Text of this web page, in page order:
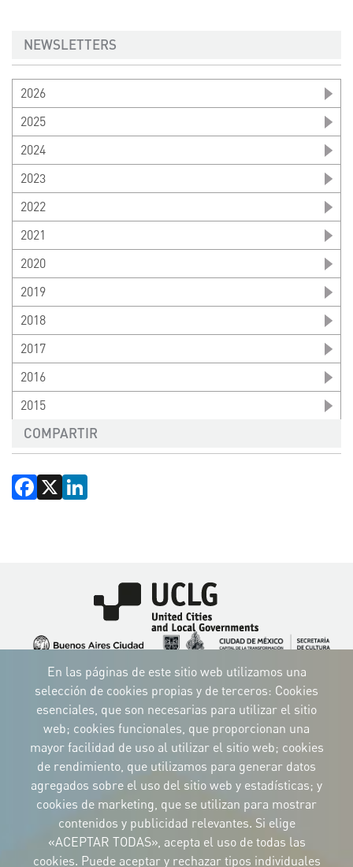
NEWSLETTERS
2026
2025
2024
2023
2022
2021
2020
2019
2018
2017
2016
2015
COMPARTIR
Facebook
X
Imagen
Imagen
Imagen
ImagenImagen Imagen
Imagen
ImagenImagen
Imagen
IDENTIDAD CORPORATIVA
los logotipos
y el manual
CONTACTO
Carrer Avinyó, 15
08002 Barcelona
En las páginas de este sitio web utilizamos una
selección de cookies propias y de terceros: Cookies
esenciales, que son necesarias para utilizar el sitio
web; cookies funcionales, que proporcionan una
mayor facilidad de uso al utilizar el sitio web; cookies
de rendimiento, que utilizamos para generar datos
agregados sobre el uso del sitio web y estadísticas; y
cookies de marketing, que se utilizan para mostrar
contenidos y publicidad relevantes. Si elige
«ACEPTAR TODAS», acepta el uso de todas las
cookies. Puede aceptar y rechazar tipos individuales